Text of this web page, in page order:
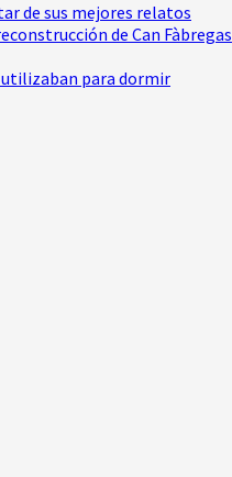
de sus mejores relatos
de Can Fàbregas
utilizaban para dormir